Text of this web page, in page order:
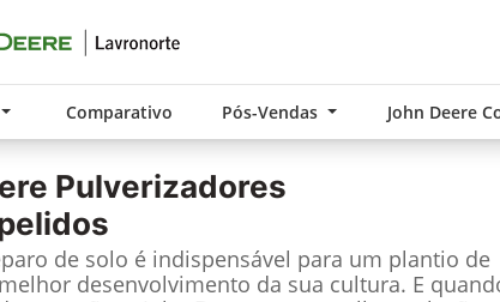
Comparativo Pós-Vendas John Deere
Pulverizadores
de solo é indispensável para um plantio de
desenvolvimento da sua cultura. E